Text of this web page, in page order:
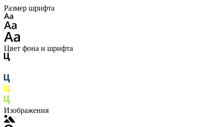
Размер шрифта
Цвет фона и шрифта
Изображения